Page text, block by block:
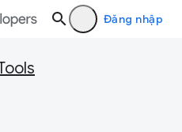
Đăng nhập